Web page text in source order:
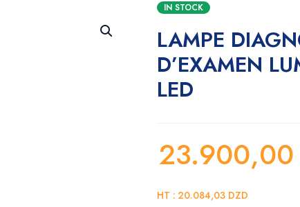
IN STOCK
LAMPE
D’EXAMEN
LED
23.900,00
HT : 20.084,03 DZD